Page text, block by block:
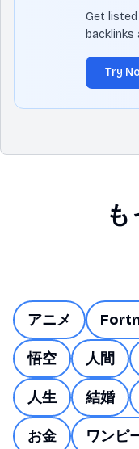
Get
backlinks
Try
アニメ
悟空 人間
人生 結婚
お金 ワンピ